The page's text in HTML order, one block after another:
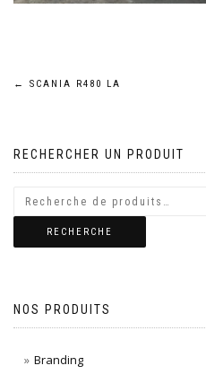
Navigation
l’article
← SCANIA R480 LA
RECHERCHER UN PRODUIT
RECHERCHE
NOS PRODUITS
Branding